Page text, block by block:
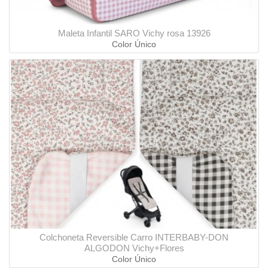
Maleta Infantil SARO Vichy rosa 13926
Color Único
Colchoneta Reversible Carro INTERBABY-DON
ALGODON Vichy+Flores
Color Único